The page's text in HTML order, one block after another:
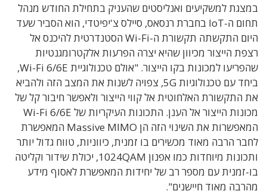
במצגת למשקיעים ואנליסטים שהעניק בתחילת החודש מנהל
תחום ה-IoT בחברת רנסאס, סיילס צ'יפיטדי, הוא הסביר שעד
היום התקשתה תקשורת ה-Wi-Fi הסטנדרטית להיכנס אל
רצפת הייצור מכיוון שהיא יצרה הפרעות אלקטרומגנטיות
שהפריעו למכונות בקו הייצור. "אולם טכנולוגיית Wi-Fi 6/6E,
ביחד עם טכנולוגיות 5G, צפויה לשנות את המצב הזה ולהביא
את התקשורת האלחוטית אל קווי הייצור ולאפשר חיבור קל של
מכונות הייצור אל הענן. התכונות העיקריות של Wi-Fi 6/6E
המאפשרות את השינוי הזה הן Massive MIMO המאפשרת
לחבר הרבה מאוד מכשירים בו זמנית, כיווניות, טווח גדול יותר
ותכונות מיוחדות כמו אפנון 1024QAM, יכולת שידור וקליטה
בו-זמנית עם מספר רב של יחידות המאפשרת לאסוף מידע
מהרבה מאוד חיישנים".